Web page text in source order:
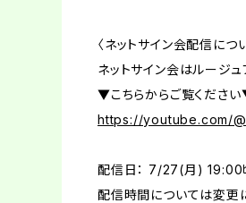
〈ネットサイン会配信につ
ネットサイン会はルージ
▼こちらからご覧くださ
https://youtube.com/
配信日： 7/27(月) 19:00
配信時間については変更